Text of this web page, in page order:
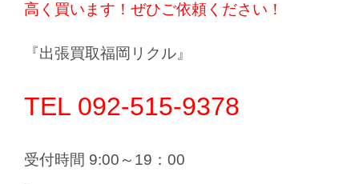
高く買います！ぜひご依頼ください！
『出張買取福岡リクル』
TEL 092-515-9378
受付時間 9:00～19：00